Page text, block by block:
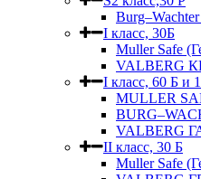
I класс, 30Б
Muller Safe
VALBERG
I класс, 60 Б и
MULLER
VALBERG
II класс, 30 Б
Muller Safe